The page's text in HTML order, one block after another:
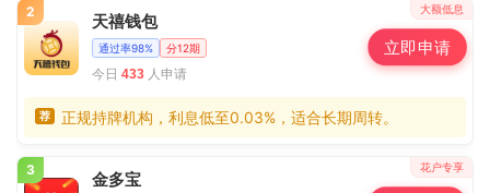
2 大额低息
天禧钱包
通过率98% 分12期
今日 433 人申请
立即申请
荐 正规持牌机构，利息低至0.03%，适合长期周转。
3 花户专享
金多宝